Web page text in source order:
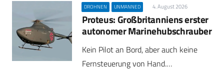
DROHNEN UNMANNED 4. August 2026
Proteus: Großbritanniens erster
autonomer Marinehubschrauber
Kein Pilot an Bord, aber auch keine
Fernsteuerung von Hand.…